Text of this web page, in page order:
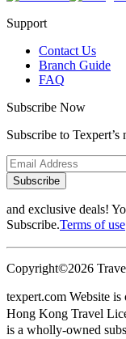
Support
Contact Us
Branch Guide
FAQ
Subscribe Now
Subscribe to
Subscribe
and exclusive deals!
Subscribe.Terms of use
Copyright©2026
texpert.com Website
Hong Kong Travel
is a wholly-owned